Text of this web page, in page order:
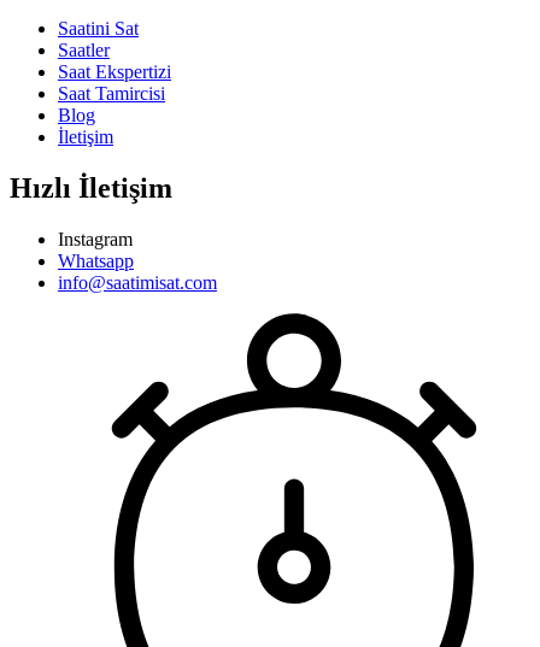
Saatini Sat
Saatler
Saat Ekspertizi
Saat Tamircisi
Blog
İletişim
Hızlı İletişim
Instagram
Whatsapp
info@saatimisat.com